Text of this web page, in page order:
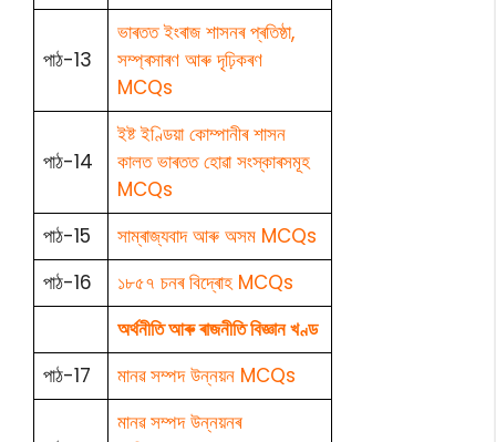
পাঠ-13
ভাৰতত ইংৰাজ শাসনৰ প্ৰতিষ্ঠা,
সম্প্ৰসাৰণ আৰু দৃঢ়িকৰণ
MCQs
পাঠ-14
ইষ্ট ইণ্ডিয়া কোম্পানীৰ শাসন
কালত ভাৰতত হোৱা সংস্কাৰসমূহ
MCQs
পাঠ-15
সাম্ৰাজ্যবাদ আৰু অসম MCQs
পাঠ-16
১৮৫৭ চনৰ বিদ্ৰোহ MCQs
অৰ্থনীতি আৰু ৰাজনীতি বিজ্ঞান খণ্ড
পাঠ-17
মানৱ সম্পদ উন্নয়ন MCQs
মানৱ সম্পদ উন্নয়নৰ